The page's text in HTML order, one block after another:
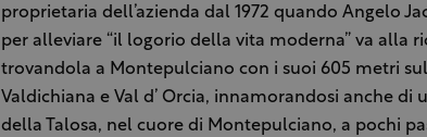
proprietaria dell’azienda dal 1972 quando Angelo
per alleviare “il logorio della vita moderna” va alla
trovandola a Montepulciano con i suoi 605 metri
Valdichiana e Val d’ Orcia, innamorandosi anche di
della Talosa, nel cuore di Montepulciano, a pochi